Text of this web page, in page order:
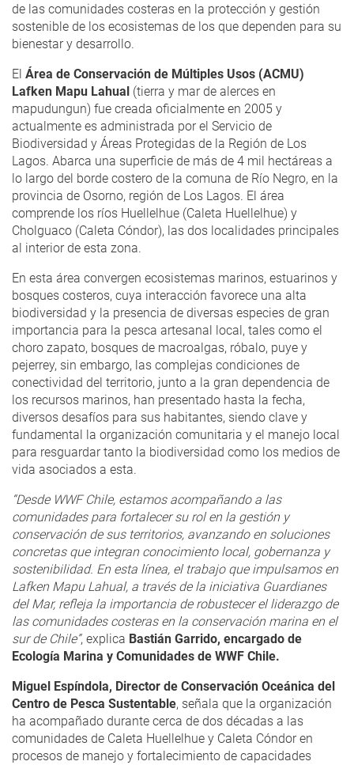
de las comunidades costeras en la protección y gestión
sostenible de los ecosistemas de los que dependen para su
bienestar y desarrollo.
El Área de Conservación de Múltiples Usos (ACMU)
Lafken Mapu Lahual (tierra y mar de alerces en
mapudungun) fue creada oficialmente en 2005 y
actualmente es administrada por el Servicio de
Biodiversidad y Áreas Protegidas de la Región de Los
Lagos. Abarca una superficie de más de 4 mil hectáreas a
lo largo del borde costero de la comuna de Río Negro, en la
provincia de Osorno, región de Los Lagos. El área
comprende los ríos Huellelhue (Caleta Huellelhue) y
Cholguaco (Caleta Cóndor), las dos localidades principales
al interior de esta zona.
En esta área convergen ecosistemas marinos, estuarinos y
bosques costeros, cuya interacción favorece una alta
biodiversidad y la presencia de diversas especies de gran
importancia para la pesca artesanal local, tales como el
choro zapato, bosques de macroalgas, róbalo, puye y
pejerrey, sin embargo, las complejas condiciones de
conectividad del territorio, junto a la gran dependencia de
los recursos marinos, han presentado hasta la fecha,
diversos desafíos para sus habitantes, siendo clave y
fundamental la organización comunitaria y el manejo local
para resguardar tanto la biodiversidad como los medios de
vida asociados a esta.
“Desde WWF Chile, estamos acompañando a las
comunidades para fortalecer su rol en la gestión y
conservación de sus territorios, avanzando en soluciones
concretas que integran conocimiento local, gobernanza y
sostenibilidad. En esta línea, el trabajo que impulsamos en
Lafken Mapu Lahual, a través de la iniciativa Guardianes
del Mar, refleja la importancia de robustecer el liderazgo de
las comunidades costeras en la conservación marina en el
sur de Chile”, explica Bastián Garrido, encargado de
Ecología Marina y Comunidades de WWF Chile.
Miguel Espíndola, Director de Conservación Oceánica del
Centro de Pesca Sustentable, señala que la organización
ha acompañado durante cerca de dos décadas a las
comunidades de Caleta Huellelhue y Caleta Cóndor en
procesos de manejo y fortalecimiento de capacidades